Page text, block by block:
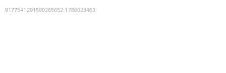
9177541291580265652:1786023463